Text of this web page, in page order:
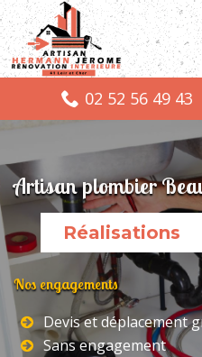
02 52 56 49 43
Artisan plombier
Réalisations
Nos engagements
Devis et déplacement
Sans engagement